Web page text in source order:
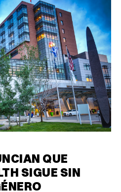
QUE
SIGUE SIN